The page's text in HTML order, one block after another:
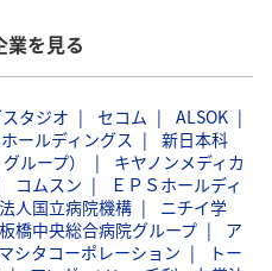
を見る
タジオ セコム
ALSOK
ールディングス
新日本科
ループ）
キヤノンメディカ
コムスン
ＥＰＳホールディ
人国立病院機構
ニチイ学
板橋中央総合病院グループ
ア
シタコーポレーション
トー